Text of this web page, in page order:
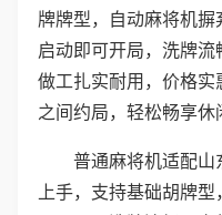
牌牌型，自动麻将机
启动即可开局，洗牌流
做工扎实耐用，价格
之间约局，轻松畅享休
普通麻将机适配山
上手，支持基础胡牌